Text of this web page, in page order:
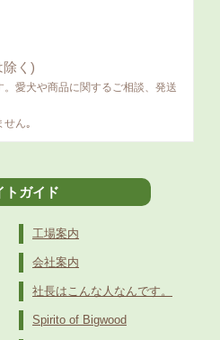
除く)
愛犬や商品に関するご相談、発送
せん｡
トガイド
工場案内
会社案内
社長はこんな人なんです。
Spirito of Bigwood